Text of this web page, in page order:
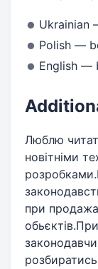
Ukrainian
Polish —
English —
Люблю
новітніми
при